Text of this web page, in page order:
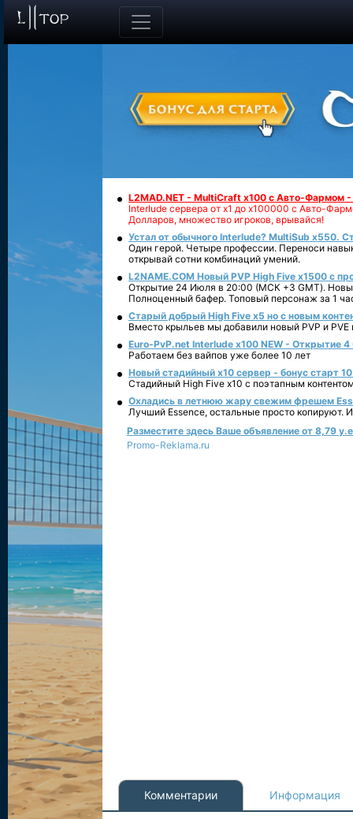
L2MAD.NET - MultiCraft x100 с Авто-Фармом
Interlude сервера от х1 до х100000 с Авто-
Долларов, множество игроков, врывайся!
Устал от обычного Interlude? MultiSub x550.
Один герой. Четыре профессии. Переноси
открывай сотни комбинаций умений.
L2NAME.COM Новый PVP High Five x1500 с
Открытие 24 Июля в 20:00 (МСК +3 GMT).
Полноценный бафер. Топовый персонаж за 1
Старый добрый High Five x5 но с новым
Вместо крыльев мы добавили новый PVP и PVE
Euro-PvP.net Interlude х100 NEW - Открытие 4
Работаем без вайпов уже более 10 лет
Новый стадийный х10 сервер - бонус старт
Стадийный High Five x10 с поэтапным
Охладись в летнюю жару свежим фрешем
Лучший Essence, остальные просто копируют.
Разместите здесь Ваше объявление от 8,79
Promo-Reklama.ru
Комментарии Информация